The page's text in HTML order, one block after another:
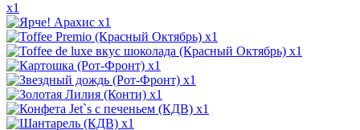
x1
x1
x1
x1
x1
x1
x1
x1
x1